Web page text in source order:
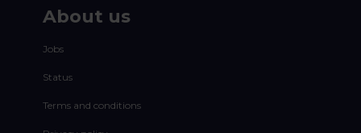
About us
Jobs
Status
Terms and conditions